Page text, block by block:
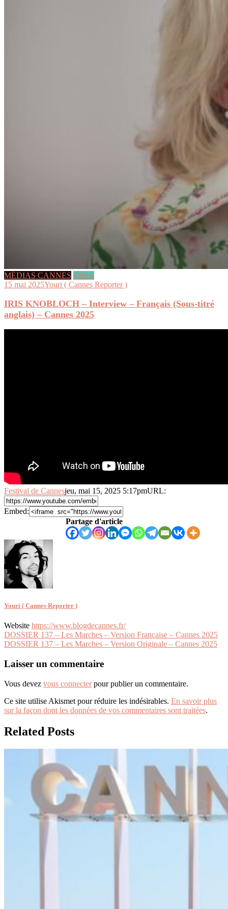
MÉDIAS CANNES videos
15 mai 2025Youri ( Cannes Reporter )
IRIS KNOBLOCH – Interview – Français (Sous-titré
anglais) – Cannes 2025
Festival de Cannesjeu, mai 15, 2025 5:17pmURL:
Embed:
Partage d'article
Youri ( Cannes Reporter )
Website https://www.blogdecannes.fr/
Navigation
de
l’article
DOSSIER 137 – Les Marches – Version Française – Cannes 2025
DOSSIER 137 – Les Marches – Version Originale – Cannes 2025
Laisser un commentaire
Vous devez vous connecterpour publier un commentaire.
Ce site utilise Akismet pour réduire les indésirables. En savoir plus
sur la façon dont les données de vos commentaires sont traitées.
Related Posts